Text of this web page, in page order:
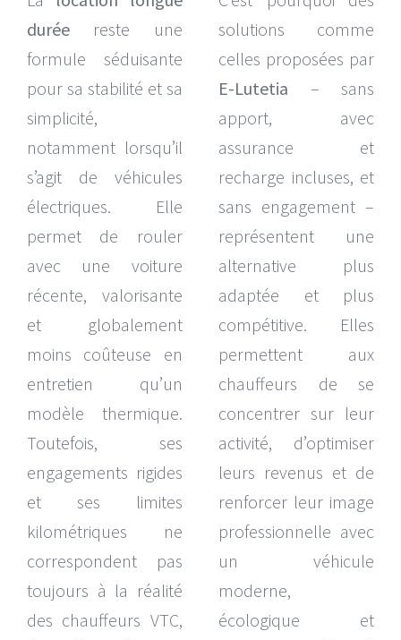
duréereste une
formule séduisante
pour sa stabilité et sa
simplicité,
notamment lorsqu’il
s’agit de véhicules
électriques. Elle
permet de rouler
avec une voiture
récente, valorisante
et globalement
moins coûteuse en
entretien qu’un
modèle thermique.
Toutefois, ses
engagements rigides
et ses limites
kilométriques ne
correspondent pas
toujours à la réalité
des chauffeurs VTC,
solutions comme
celles proposées par
E-Lutetia – sans
apport, avec
assurance et
recharge incluses, et
sans engagement –
représentent une
alternative plus
adaptée et plus
compétitive. Elles
permettent aux
chauffeurs de se
concentrer sur leur
activité, d’optimiser
leurs revenus et de
renforcer leur image
professionnelle avec
un véhicule
moderne,
écologique et